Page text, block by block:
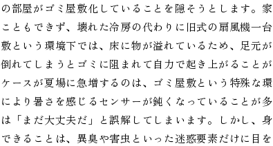
部屋がゴミ屋敷化していることを隠そうとします。家
ともできず、壊れた冷房の代わりに旧式の扇風機一台
という環境下では、床に物が溢れているため、足元が
れてしまうとゴミに阻まれて自力で起き上がることが
ースが夏場に急増するのは、ゴミ屋敷という特殊な環
より暑さを感じるセンサーが鈍くなっていることが多
「まだ大丈夫だ」と誤解してしまいます。しかし、身
きることは、異臭や害虫といった迷惑要素だけに目を